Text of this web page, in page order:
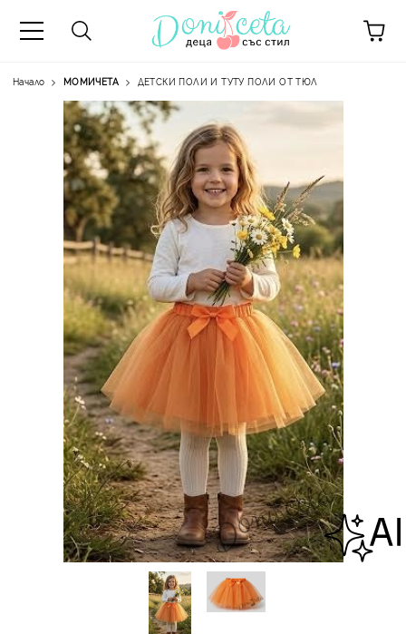
Начало МОМИЧЕТА ДЕТСКИ ПОЛИ И ТУТУ ПОЛИ ОТ ТЮЛ